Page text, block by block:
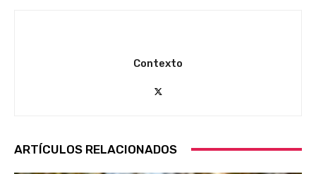
Contexto
ARTÍCULOS RELACIONADOS